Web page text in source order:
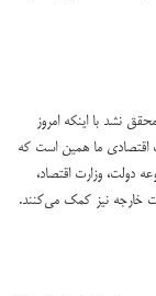
نشد با اینکه امروز
اقتصادی ما همین است که
دولت، وزارت اقتصاد،
خارجه نیز کمک می‌کنند.